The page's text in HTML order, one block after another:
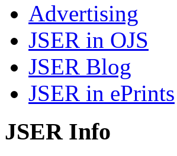
Advertising
JSER in OJS
JSER Blog
JSER in ePrints
JSER Info